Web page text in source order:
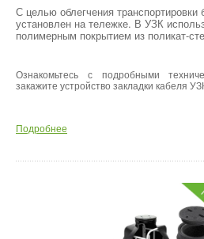
С целью облегчения транспортировки
установлен на тележке. В УЗК
полимерным покрытием из поликат-
Ознакомьтесь с подробными
закажите устройство закладки кабеля
Подробнее